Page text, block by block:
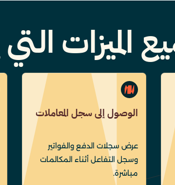
الميزات
الوصول إلى سجل المعاملات
عرض سجلات الدفع والفواتير
وسجل التفاعل أثناء المكالمات
مباشرة.